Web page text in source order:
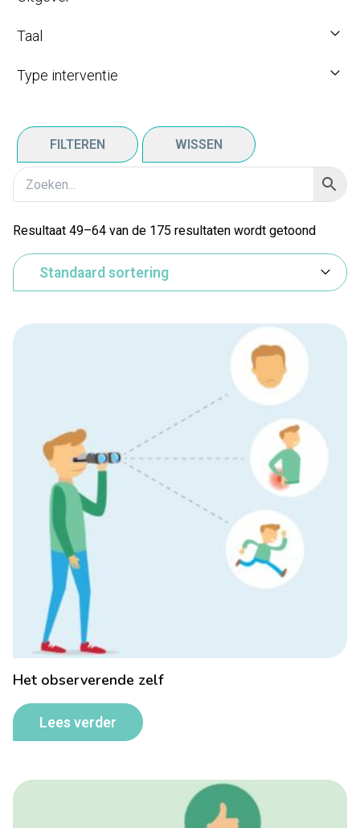
Taal
Type interventie
FILTEREN WISSEN
Resultaat 49–64 van de 175 resultaten wordt getoond
Het observerende zelf
Lees verder